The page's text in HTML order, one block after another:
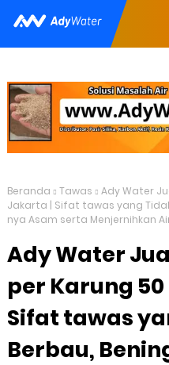
Beranda Tawas
Ady Water
Jakarta | Sifat tawas yang
nya Asam serta Menjernihkan
Ady Water
per Karung
Sifat tawas
Berbau,